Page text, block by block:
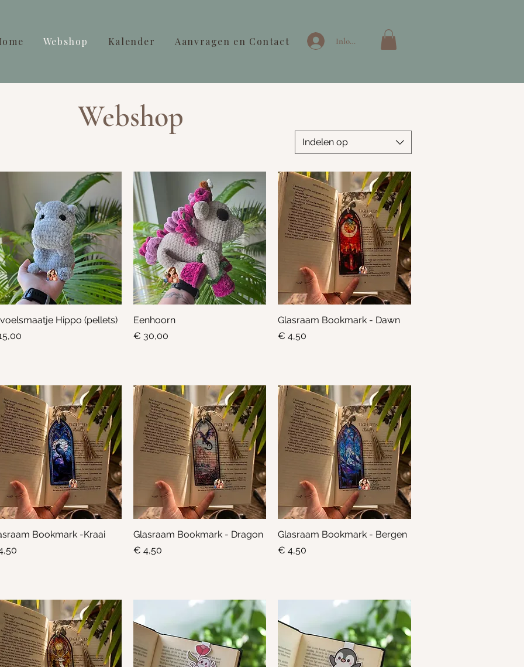
Webshop Kalender Aanvragen en Contact Inloggen
Indelen op
Snel overzichtHippo (pellets)
Snel overzicht
Eenhoorn
Prijs
€ 30,00
Snel overzicht
Glasraam Bookmark - Dawn
Prijs
€ 4,50
Snel overzicht
Bookmark -Kraai
Snel overzicht
Glasraam Bookmark - Dragon
Prijs
€ 4,50
Snel overzicht
Glasraam Bookmark - Bergen
Prijs
€ 4,50
Webshop